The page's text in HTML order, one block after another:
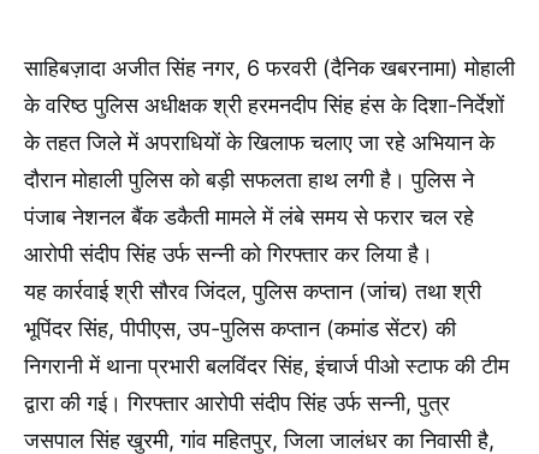
साहिबज़ादा अजीत सिंह नगर, 6 फरवरी (दैनिक खबरनामा) मोहाली
के वरिष्ठ पुलिस अधीक्षक श्री हरमनदीप सिंह हंस के दिशा-निर्देशों
के तहत जिले में अपराधियों के खिलाफ चलाए जा रहे अभियान के
दौरान मोहाली पुलिस को बड़ी सफलता हाथ लगी है। पुलिस ने
पंजाब नेशनल बैंक डकैती मामले में लंबे समय से फरार चल रहे
आरोपी संदीप सिंह उर्फ सन्नी को गिरफ्तार कर लिया है।
यह कार्रवाई श्री सौरव जिंदल, पुलिस कप्तान (जांच) तथा श्री
भूपिंदर सिंह, पीपीएस, उप-पुलिस कप्तान (कमांड सेंटर) की
निगरानी में थाना प्रभारी बलविंदर सिंह, इंचार्ज पीओ स्टाफ की टीम
द्वारा की गई। गिरफ्तार आरोपी संदीप सिंह उर्फ सन्नी, पुत्र
जसपाल सिंह खुरमी, गांव महितपुर, जिला जालंधर का निवासी है,